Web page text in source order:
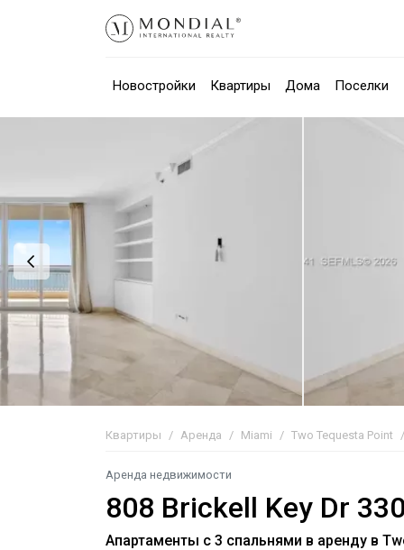
Новостройки Квартиры Дома Поселки
Квартиры Аренда Miami Two Tequesta Point
Аренда недвижимости
808 Brickell Key Dr
Апартаменты с 3 спальнями в аренду в